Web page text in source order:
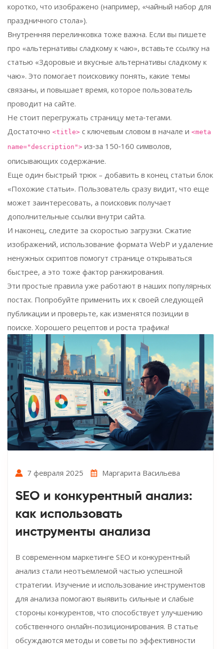
коротко, что изображено (например, «чайный набор для
праздничного стола»).
Внутренняя перелинковка тоже важна. Если вы пишете
про «альтернативы сладкому к чаю», вставьте ссылку на
статью «Здоровые и вкусные альтернативы сладкому к
чаю». Это помогает поисковику понять, какие темы
связаны, и повышает время, которое пользователь
проводит на сайте.
Не стоит перегружать страницу мета‑тегами.
Достаточно <title> с ключевым словом в начале и <meta
name="description"> из‑за 150‑160 символов,
описывающих содержание.
Еще один быстрый трюк – добавить в конец статьи блок
«Похожие статьи». Пользователь сразу видит, что еще
может заинтересовать, а поисковик получает
дополнительные ссылки внутри сайта.
И наконец, следите за скоростью загрузки. Сжатие
изображений, использование формата WebP и удаление
ненужных скриптов помогут странице открываться
быстрее, а это тоже фактор ранжирования.
Эти простые правила уже работают в наших популярных
постах. Попробуйте применить их к своей следующей
публикации и проверьте, как изменятся позиции в
поиске. Хорошего рецептов и роста трафика!
7 февраля 2025 Маргарита Васильева
SEO и конкурентный анализ:
как использовать
инструменты анализа
В современном маркетинге SEO и конкурентный
анализ стали неотъемлемой частью успешной
стратегии. Изучение и использование инструментов
для анализа помогают выявить сильные и слабые
стороны конкурентов, что способствует улучшению
собственного онлайн-позиционирования. В статье
обсуждаются методы и советы по эффективности